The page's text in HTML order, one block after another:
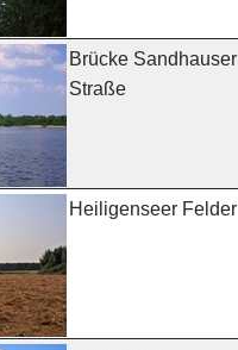
Brücke Sandhauser
Straße
Heiligenseer Felder